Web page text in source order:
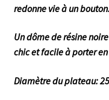
redonne vie à un bouton.
Un dôme de résine
chic et facile à porter
Diamètre du plateau: